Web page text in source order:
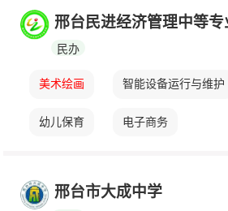
邢台民进经济管理中等专
民办
美术绘画 智能设备运行与维护
幼儿保育 电子商务
邢台市大成中学